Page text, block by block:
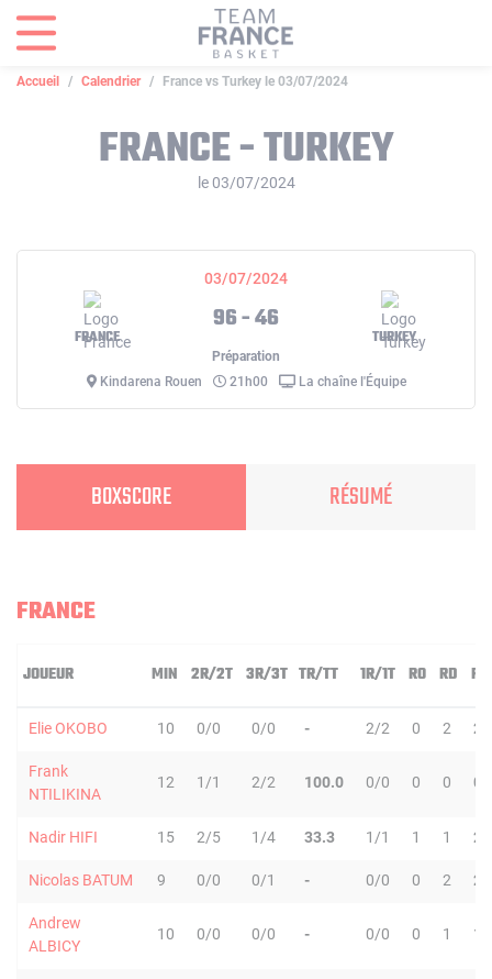
Accueil Calendrier France vs Turkey le 03/07/2024
FRANCE - TURKEY
le 03/07/2024
03/07/2024
FRANCE
96 - 46
TURKEY
Préparation
Kindarena Rouen
21h00 La chaîne l'Équipe
BOXSCORE RÉSUMÉ
FRANCE
JOUEUR MIN 2R/2T 3R/3T TR/TT 1R/1T RO RD RT
Elie OKOBO 10 0/0 0/0 - 2/2 0 2 2
Frank
NTILIKINA
12 1/1 2/2 100.0 0/0 0 0 0
Nadir HIFI 15 2/5 1/4 33.3 1/1 1 1 2
Nicolas BATUM 9 0/0 0/1 - 0/0 0 2 2
Andrew
ALBICY
10 0/0 0/0 - 0/0 0 1 1
Panneau de gestion des cookies